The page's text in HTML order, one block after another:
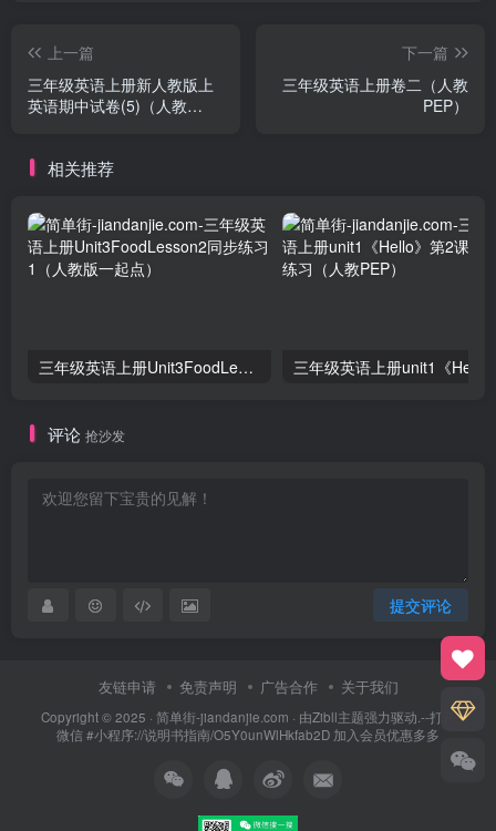
上一篇
三年级英语上册新人教版上
英语期中试卷(5)（人教
下一篇
三年级英语上册卷二（人教
PEP）
相关推荐
三年级英语上册Unit3FoodLesson2同步练习1（人教版一起点）
评论 抢沙发
提交评论
友链申请 免责声明 广告合作 关于我们
Copyright © 2025 · 简单街-jiandanjie.com · 由Zibll主题强力驱动.--打开
微信 #小程序://说明书指南/O5Y0unWlHkfab2D 加入会员优惠多多